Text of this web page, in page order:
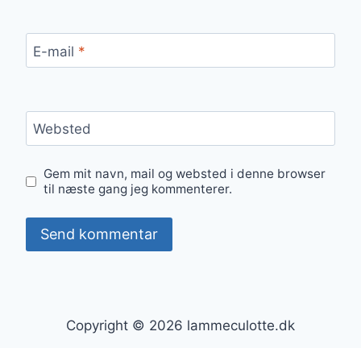
E-mail *
Websted
Gem mit navn, mail og websted i denne browser
til næste gang jeg kommenterer.
Copyright © 2026 lammeculotte.dk